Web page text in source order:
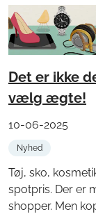
Det er ikke
vælg ægte!
10-06-2025
Nyhed
Tøj, sko,
spotpris. Der er
shopper. Men